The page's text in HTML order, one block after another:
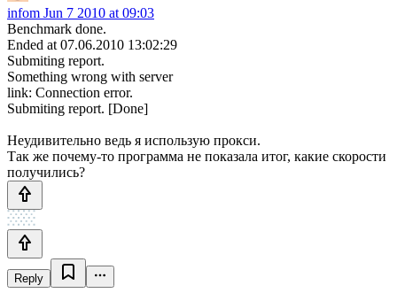
infom Jun 7 2010 at 09:03
Benchmark done.
Ended at 07.06.2010 13:02:29
Submiting report.
Something wrong with server
link: Connection error.
Submiting report. [Done]
Неудивительно ведь я использую прокси.
Так же почему-то программа не показала итог, какие скорости
получились?
Reply